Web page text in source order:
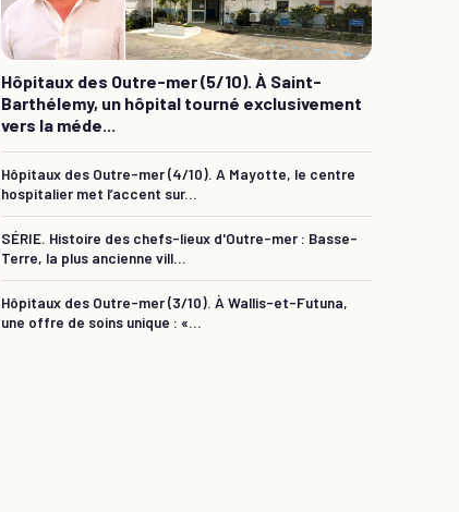
Hôpitaux des Outre-mer (5/10). À Saint-
Barthélemy, un hôpital tourné exclusivement
vers la méde...
Hôpitaux des Outre-mer (4/10). A Mayotte, le centre
hospitalier met l’accent sur...
SÉRIE. Histoire des chefs-lieux d'Outre-mer : Basse-
Terre, la plus ancienne vill...
Hôpitaux des Outre-mer (3/10). À Wallis-et-Futuna,
une offre de soins unique : «...